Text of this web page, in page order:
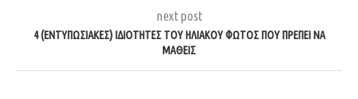
next post
4 (ΕΝΤΥΠΩΣΙΑΚΈΣ) ΙΔΙΌΤΗΤΕΣ ΤΟΥ ΗΛΙΑΚΟΎ ΦΩΤΌΣ ΠΟΥ ΠΡΈΠΕΙ ΝΑ
ΜΆΘΕΙΣ